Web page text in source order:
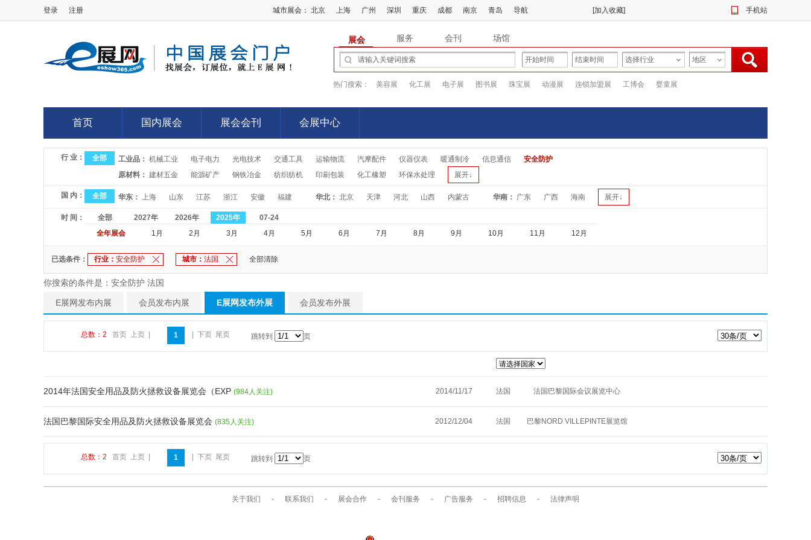
登录 注册 城市展会： 北京 上海 广州 深圳 重庆 成都 南京 青岛 导航 [加入收藏] 手机站
展会 服务 会刊 场馆
热门搜索： 美容展 化工展 电子展 图书展 珠宝展 动漫展 连锁加盟展 工博会 婴童展
首页
首页
国内展会
国内展会
展会会刊
展会会刊
会展中心
会展中心
行 业： 全部 工业品： 机械工业 电子电力 光电技术 交通工具 运输物流 汽摩配件 仪器仪表 暖通制冷 信息通信
安全防护
原材料： 建材五金 能源矿产 钢铁冶金 纺织纺机 印刷包装 化工橡塑 环保水处理 展开↓
国 内： 全部 华东： 上海 山东 江苏 浙江 安徽 福建 华北： 北京 天津 河北 山西 内蒙古 华南： 广东 广西 海南 展开↓
时 间： 全部 2027年 2026年 2025年
07-24
全年展会
1月 2月 3月 4月 5月 6月 7月 8月 9月 10月 11月 12月
已选条件： 行业： 安全防护 城市： 法国 全部清除
你搜索的条件是：安全防护 法国
E展网发布内展 会员发布内展 E展网发布外展 会员发布外展
总数：2 首页 上页 1 下页 尾页 跳转到 页
2014年法国安全用品及防火拯救设备展览会（EXP (984人关注) 2014/11/17 法国 法国巴黎国际会议展览中心
法国巴黎国际安全用品及防火拯救设备展览会 (835人关注) 2012/12/04 法国 巴黎NORD VILLEPINTE展览馆
总数：2 首页 上页 1 下页 尾页 跳转到 页
关于我们 - 联系我们 - 展会合作 - 会刊服务 - 广告服务 - 招聘信息 - 法律声明